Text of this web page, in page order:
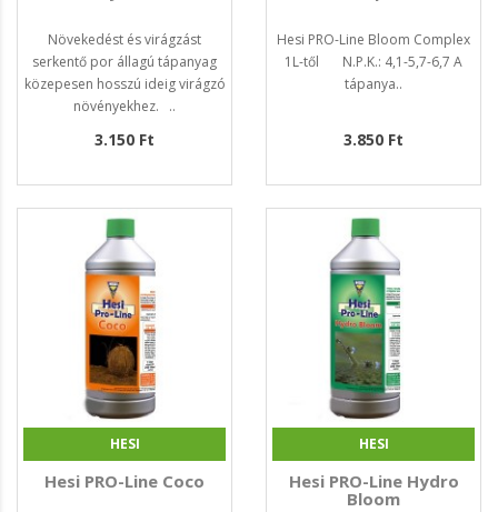
Növekedést és virágzást
serkentő por állagú tápanyag
közepesen hosszú ideig virágzó
növényekhez. ..
3.150 Ft
Hesi PRO-Line Bloom Complex
1L-től N.P.K.: 4,1-5,7-6,7 A
tápanya..
3.850 Ft
HESI
Hesi PRO-Line Coco
HESI
Hesi PRO-Line Hydro
Bloom